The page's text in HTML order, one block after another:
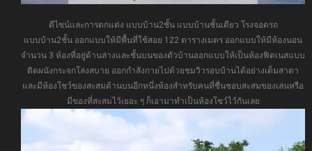
ดีไซน์และการตกแต่ง แบบบ้าน2ชั้น แบบบ้านชั้นเดียว โรงจอดรถ
แบบบ้าน2ชั้น ออกแบบให้มีพื้นที่ใช้สอย 122 ตารางเมตร ออกแบบให้มีห้องนอน
จำนวน 3 ห้องที่อยู่ด้านล่างและชั้นบนของตัวบ้านออกแบบให้เป็นห้องฟิตเนสแบบ
ติดผนังกระจกโล่งสบาย ออกกำลังกายไปด้วยชมวิวรอบบ้านได้อย่างเต็มสาตา
และมีห้องโชว์ของสะสมด้านบนอีกหนึ่งห้องสำหรับคนที่ชื่นชอบสะสมของเล่นหรือ
มีของที่สะสมไว้เยอะ ๆ ก็เอามาทำเป็นห้องโชว์ไว้กันเลย